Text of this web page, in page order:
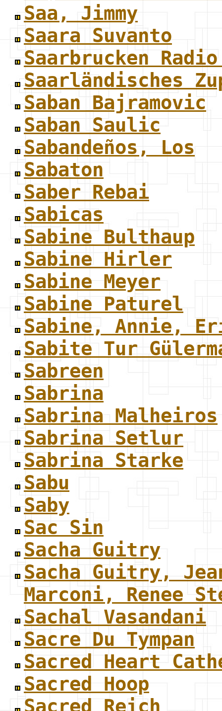
Saa, Jimmy
Saara Suvanto
Saarbrucken
Saarländisches
Saban Bajramovic
Saban Saulic
Sabandeños, Los
Sabaton
Saber Rebai
Sabicas
Sabine Bulthaup
Sabine Hirler
Sabine Meyer
Sabine Paturel
Sabine, Annie,
Sabite Tur
Sabreen
Sabrina
Sabrina Malheiros
Sabrina Setlur
Sabrina Starke
Sabu
Saby
Sac Sin
Sacha Guitry
Sacha Guitry,
Marconi, Renee
Sachal Vasandani
Sacre Du Tympan
Sacred Heart
Sacred Hoop
Sacred Reich